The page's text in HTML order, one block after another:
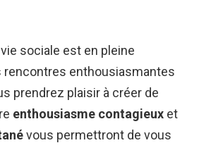
sociale est en pleine
enthousiasmantes
prendrez plaisir à créer de
enthousiasme contagieux et
vous permettront de vous